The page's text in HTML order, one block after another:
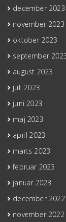
december 2023
november 2023
oktober 2023
september
august 2023
juli 2023
juni 2023
maj 2023
april 2023
marts 2023
februar 2023
januar 2023
december 2022
november 2022